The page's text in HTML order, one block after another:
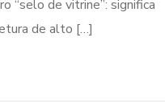
“selo de vitrine”: significa
de alto […]